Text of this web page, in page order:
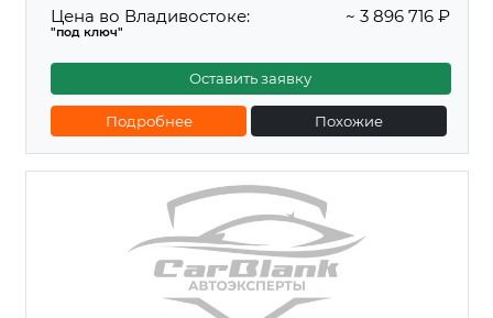
Цена во Владивостоке:
"под ключ"
~ 3 896 716 ₽
Оставить заявку
Подробнее Похожие